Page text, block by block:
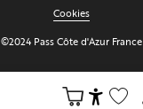
Cookies
©2024 Pass Côte d'Azur France